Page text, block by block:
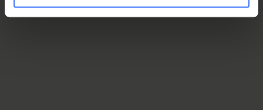
Anna Bauer Dörries